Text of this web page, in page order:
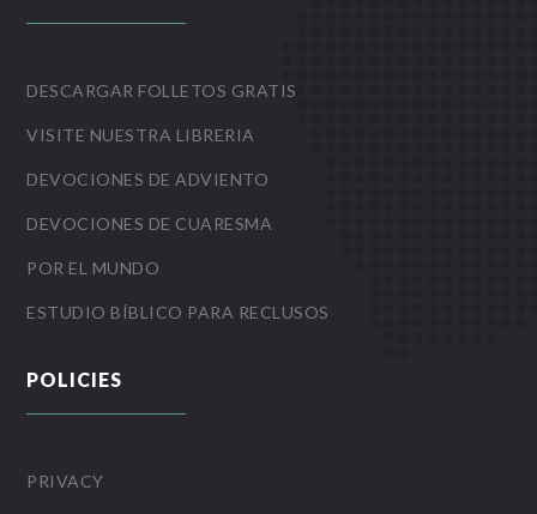
DESCARGAR FOLLETOS GRATIS
VISITE NUESTRA LIBRERIA
DEVOCIONES DE ADVIENTO
DEVOCIONES DE CUARESMA
POR EL MUNDO
ESTUDIO BÍBLICO PARA RECLUSOS
POLICIES
PRIVACY